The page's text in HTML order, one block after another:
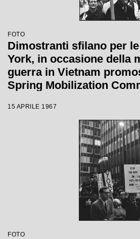
FOTO
Dimostranti sfilano per
York, in occasione della
guerra in Vietnam
Spring Mobilization
15 APRILE 1967
FOTO